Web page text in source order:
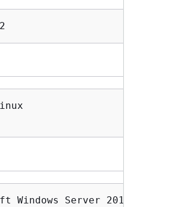
Windows Server 2019 Datacenter